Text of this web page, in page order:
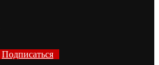
Подписаться